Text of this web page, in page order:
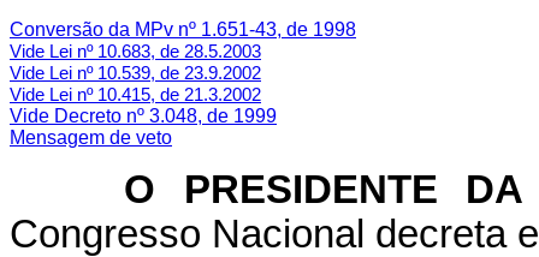
Conversão da MPv nº 1.651-43, de 1998
Vide Lei nº 10.683, de 28.5.2003
Vide Lei nº 10.539, de 23.9.2002
Vide Lei nº 10.415, de 21.3.2002
Vide Decreto nº 3.048, de 1999
Mensagem de veto
O PRESIDENTE DA
Congresso Nacional decreta